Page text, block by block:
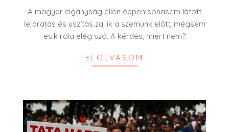
05
A magyar cigányság ellen éppen sohasem látott
lejáratás és uszítás zajlik a szemünk előtt, mégsem
esik róla elég szó. A kérdés, miért nem?
ELOLVASOM